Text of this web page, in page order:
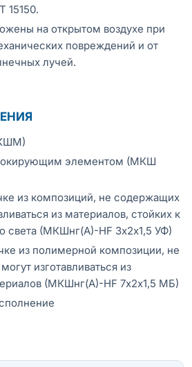
15150.
на открытом воздухе при
повреждений и от
лучей.
элементом (МКШ
из композиций, не содержащих
из материалов, стойких к
света (МКШнг(А)-HF 3х2х1,5 УФ)
из полимерной композиции, не
изготавливаться из
(МКШнг(А)-HF 7х2х1,5 МБ)